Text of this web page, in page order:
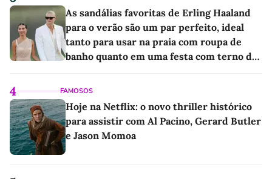
As sandálias favoritas de Erling Haaland
para o verão são um par perfeito, ideal
tanto para usar na praia com roupa de
banho quanto em uma festa com terno de
4 FAMOSOS
Hoje na Netflix: o novo thriller histórico
para assistir com Al Pacino, Gerard Butler
e Jason Momoa